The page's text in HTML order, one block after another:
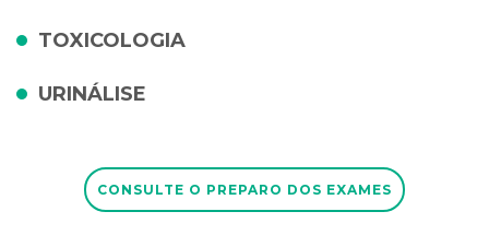
TOXICOLOGIA
URINÁLISE
CONSULTE O PREPARO DOS EXAMES